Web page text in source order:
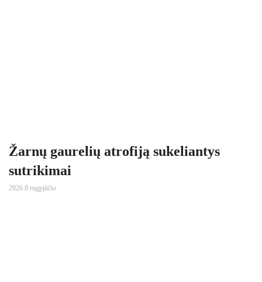
Žarnų gaurelių atrofiją sukeliantys
sutrikimai
2026 8 rugpjūčio